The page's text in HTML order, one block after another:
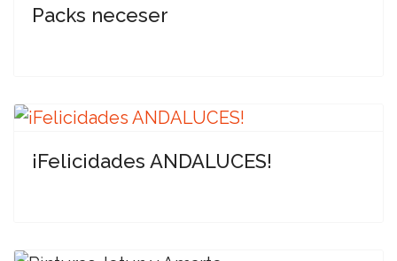
Packs neceser
¡Felicidades ANDALUCES!